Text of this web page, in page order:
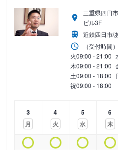
三重県四日
ビル3F
近鉄四日市/
（受付時間）
火09:00 - 21:00
木09:00 - 21:00
土09:00 - 18:00
祝09:00 - 18:00
3
月
4
火
5
水
6
木